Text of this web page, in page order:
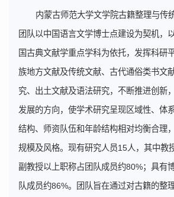
内蒙古师范大学文学院古籍整理与传
团队以中国语言文学博士点建设为契机，
国古典文献学重点学科为依托，发挥科研
族地方文献及传统文献、古代通俗类书文
究、出土文献及语法研究，不断推进创新
发展的方向，使学术研究呈现区域性、体
结构、师资队伍和年龄结构相对均衡合理
规模及风格。现有研究人员15人，其中教
副教授以上职称占团队成员约80%；具有
队成员约86%。团队旨在通过对古籍的整